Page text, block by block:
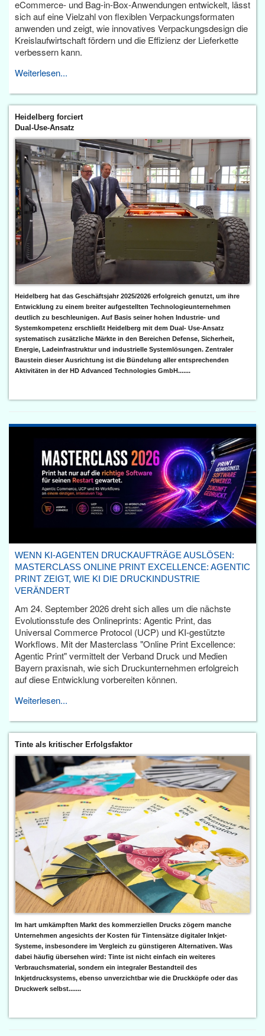
eCommerce- und Bag-in-Box-Anwendungen entwickelt, lässt
sich auf eine Vielzahl von flexiblen Verpackungsformaten
anwenden und zeigt, wie innovatives Verpackungsdesign die
Kreislaufwirtschaft fördern und die Effizienz der Lieferkette
verbessern kann.
Weiterlesen...
Heidelberg forciert
Dual-Use-Ansatz
Heidelberg hat das Geschäftsjahr 2025/2026 erfolgreich genutzt, um ihre
Entwicklung zu einem breiter aufgestellten Technologieunternehmen
deutlich zu beschleunigen. Auf Basis seiner hohen Industrie- und
Systemkompetenz erschließt Heidelberg mit dem Dual- Use-Ansatz
systematisch zusätzliche Märkte in den Bereichen Defense, Sicherheit,
Energie, Ladeinfrastruktur und industrielle Systemlösungen. Zentraler
Baustein dieser Ausrichtung ist die Bündelung aller entsprechenden
Aktivitäten in der HD Advanced Technologies GmbH.......
WENN KI-AGENTEN DRUCKAUFTRÄGE AUSLÖSEN:
MASTERCLASS ONLINE PRINT EXCELLENCE: AGENTIC
PRINT ZEIGT, WIE KI DIE DRUCKINDUSTRIE
VERÄNDERT
Am 24. September 2026 dreht sich alles um die nächste
Evolutionsstufe des Onlineprints: Agentic Print, das
Universal Commerce Protocol (UCP) und KI-gestützte
Workflows. Mit der Masterclass "Online Print Excellence:
Agentic Print" vermittelt der Verband Druck und Medien
Bayern praxisnah, wie sich Druckunternehmen erfolgreich
auf diese Entwicklung vorbereiten können.
Weiterlesen...
Tinte als kritischer Erfolgsfaktor
Im hart umkämpften Markt des kommerziellen Drucks zögern manche
Unternehmen angesichts der Kosten für Tintensätze digitaler Inkjet-
Systeme, insbesondere im Vergleich zu günstigeren Alternativen. Was
dabei häufig übersehen wird: Tinte ist nicht einfach ein weiteres
Verbrauchsmaterial, sondern ein integraler Bestandteil des
Inkjetdrucksystems, ebenso unverzichtbar wie die Druckköpfe oder das
Druckwerk selbst.......